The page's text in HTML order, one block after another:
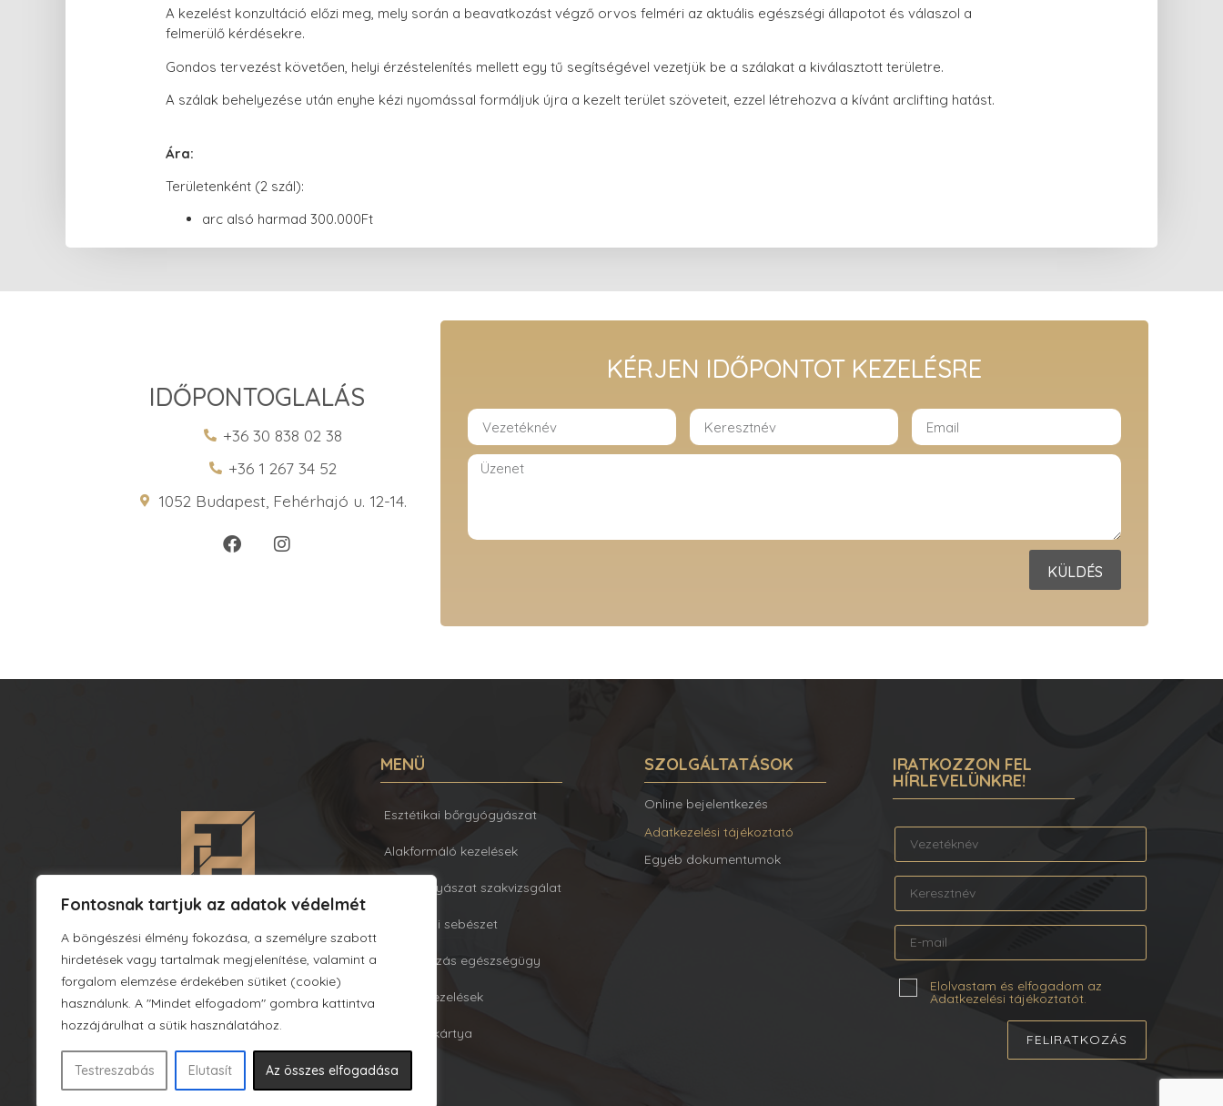
Fontosnak tartjuk az adatok védelmét
A böngészési élmény fokozása, a személyre szabott
hirdetések vagy tartalmak megjelenítése, valamint a
forgalom elemzése érdekében sütiket (cookie)
használunk. A "Mindet elfogadom" gombra kattintva
hozzájárulhat a sütik használatához.
Testreszabás Elutasít Az összes elfogadása
A kezelést konzultáció előzi meg, mely során a beavatkozást végző orvos felméri az aktuális egészségi állapotot és válaszol a
felmerülő kérdésekre.
Gondos tervezést követően, helyi érzéstelenítés mellett egy tű segítségével vezetjük be a szálakat a kiválasztott területre.
A szálak behelyezése után enyhe kézi nyomással formáljuk újra a kezelt terület szöveteit, ezzel létrehozva a kívánt arclifting hatást.
Ára:
Területenként (2 szál):
arc alsó harmad 300.000Ft
IDŐPONTOGLALÁS
+36 30 838 02 38
+36 1 267 34 52
1052 Budapest, Fehérhajó u. 12-14.
KÉRJEN IDŐPONTOT KEZELÉSRE
KÜLDÉS
06 30 838 02 38
06 1 267 34 52
info@feherhajorevital.hu
MENÜ
Esztétikai bőrgyógyászat
Alakformáló kezelések
Bőrgyógyászat szakvizsgálat
Plasztikai sebészet
Foglalkozás egészségügy
Egyéb kezelések
Ajándékkártya
SZOLGÁLTATÁSOK
Online bejelentkezés
Adatkezelési tájékoztató
Egyéb dokumentumok
IRATKOZZON FEL
HÍRLEVELÜNKRE!
Elolvastam és elfogadom az
Adatkezelési tájékoztatót.
FELIRATKOZÁS